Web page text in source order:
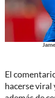
El
hacerse viral